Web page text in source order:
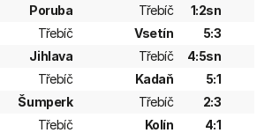
Poruba Třebíč
1:2sn
Třebíč Vsetín
5:3
Jihlava Třebíč
4:5sn
Třebíč Kadaň
5:1
Šumperk Třebíč
2:3
Třebíč Kolín
4:1